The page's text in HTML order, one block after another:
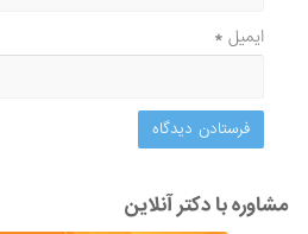
ایمیل*
مشاوره با دکتر آنلاین